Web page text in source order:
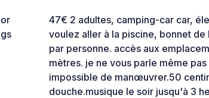
47€ 2 adultes, camping-car car,
voulez aller à la piscine, bonnet
par personne. accès aux
mètres. je ne vous parle même
impossible de manœuvrer.50
douche.musique le soir jusqu'à 3